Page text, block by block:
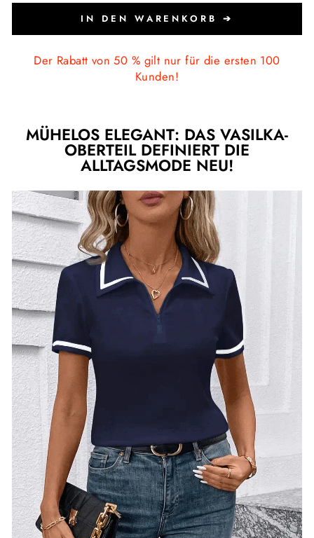
IN DEN WARENKORB ➔
Der Rabatt von 50 % gilt nur für die ersten 100
Kunden!
MÜHELOS ELEGANT: DAS VASILKA-
OBERTEIL DEFINIERT DIE
ALLTAGSMODE NEU!